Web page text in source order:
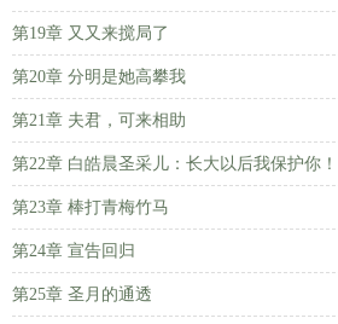
第19章 又又来搅局了
第20章 分明是她高攀我
第21章 夫君，可来相助
第22章 白皓晨圣采儿：长大以后我保护你！
第23章 棒打青梅竹马
第24章 宣告回归
第25章 圣月的通透